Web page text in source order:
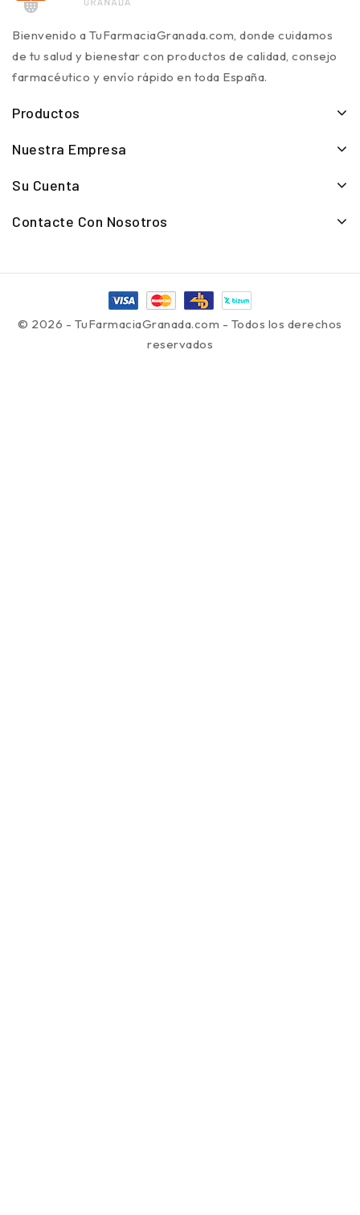
Bienvenido a TuFarmaciaGranada.com, donde cuidamos
de tu salud y bienestar con productos de calidad, consejo
farmacéutico y envío rápido en toda España.
Productos
Nuestra Empresa
Su Cuenta
Contacte Con Nosotros
© 2026 - TuFarmaciaGranada.com - Todos los derechos
reservados